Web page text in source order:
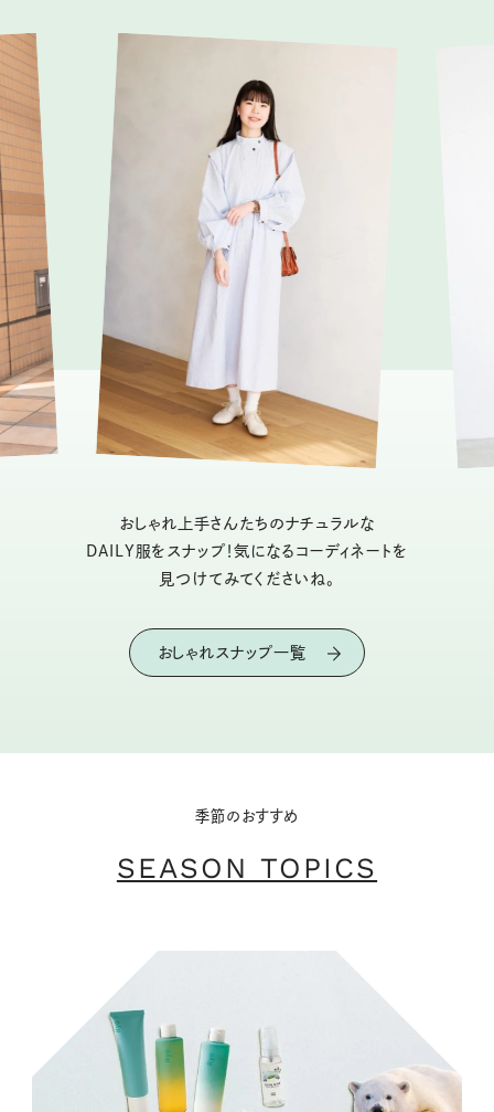
おしゃれ上手さんたちのナチュラルな
DAILY服をスナップ！気になるコーディネートを
見つけてみてくださいね。
おしゃれスナップ一覧
季節のおすすめ
SEASON TOPICS